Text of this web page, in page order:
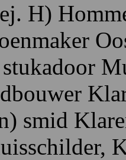
H) H
O
stukadoor M
K
smid K